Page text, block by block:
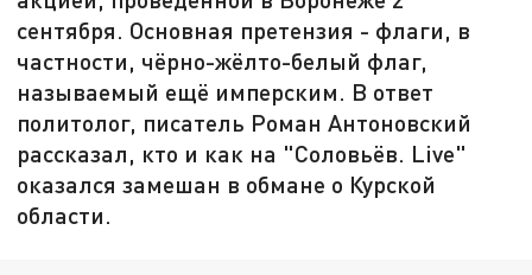
сентября. Основная претензия - флаги, в
частности, чёрно-жёлто-белый флаг,
называемый ещё имперским. В ответ
политолог, писатель Роман Антоновский
рассказал, кто и как на "Соловьёв. Live"
оказался замешан в обмане о Курской
области.